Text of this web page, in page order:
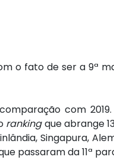
o fato de ser a 9ª
com
rankingque abrange
Singapura,
passaram da 11ª